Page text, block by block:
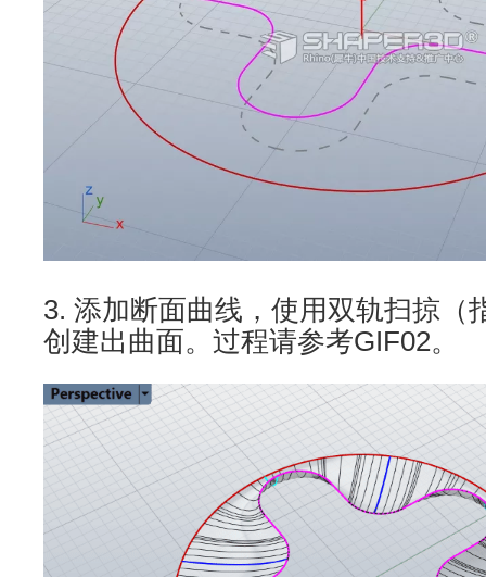
3. 添加断面曲线，使用双轨扫掠（
创建出曲面。过程请参考GIF02。